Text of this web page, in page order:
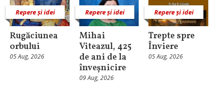
Repere și idei
Rugăciunea
orbului
05 Aug, 2026
Repere și idei
Mihai
Viteazul, 425
de ani de la
înveșnicire
09 Aug, 2026
Repere și idei
Trepte spre
Înviere
05 Aug, 2026